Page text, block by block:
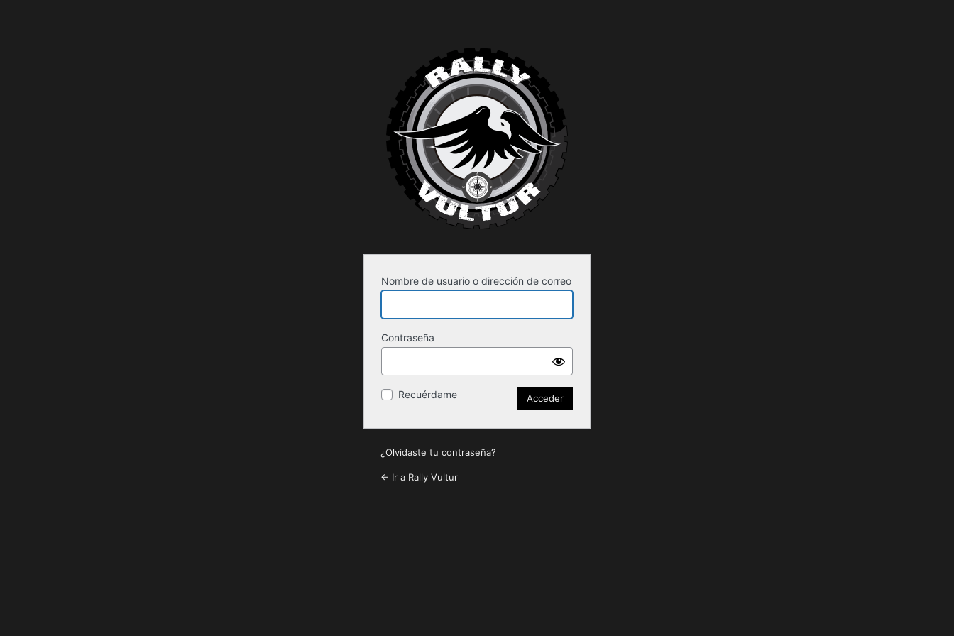
Nombre de usuario o dirección de correo
Contraseña
Recuérdame
¿Olvidaste tu contraseña?
← Ir a Rally Vultur